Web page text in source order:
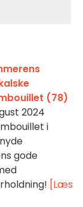
(78)
2024
i
gode
[Læs